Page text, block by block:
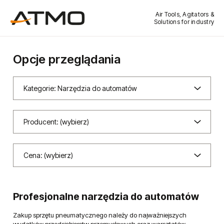
Air Tools, Agitators &
Solutions for industry
Opcje przeglądania
Kategorie: Narzędzia do automatów
Producent: (wybierz)
Cena: (wybierz)
Profesjonalne narzędzia do automatów
Zakup sprzętu pneumatycznego należy do najważniejszych